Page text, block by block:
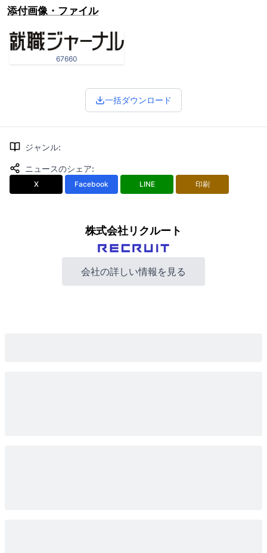
添付画像・ファイル
67660
一括ダウンロード
ジャンル:
ニュースのシェア:
X Facebook LINE 印刷
株式会社リクルート
会社の詳しい情報を見る